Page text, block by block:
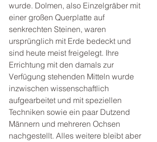
wurde. Dolmen, also Einzelgräber mit
einer großen Querplatte auf
senkrechten Steinen, waren
ursprünglich mit Erde bedeckt und
sind heute meist freigelegt. Ihre
Errichtung mit den damals zur
Verfügung stehenden Mitteln wurde
inzwischen wissenschaftlich
aufgearbeitet und mit speziellen
Techniken sowie ein paar Dutzend
Männern und mehreren Ochsen
nachgestellt. Alles weitere bleibt aber